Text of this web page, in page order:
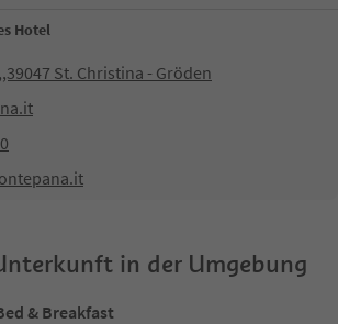
Hotel
St. Christina - Gröden
in der Umgebung
& Breakfast